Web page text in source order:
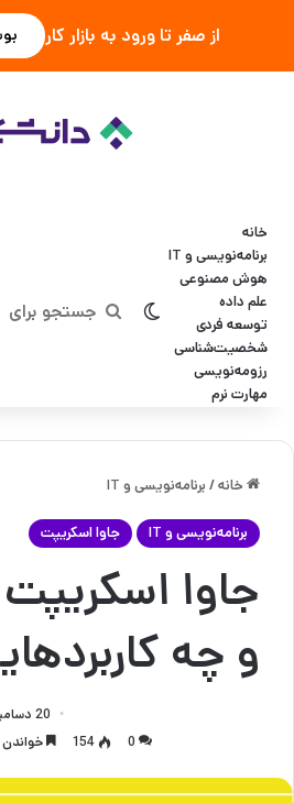
از صفر تا ورود به بازار کار
خانه
برنامه‌نویسی و IT
هوش مصنوعی
علم داده
توسعه فردی
شخصیت‌شناسی
رزومه‌نویسی
مهارت نرم
تغییر پوسته
جستجو
خانه/ برنامه‌نویسی و IT
برنامه‌نویسی و IT جاوا اسکریپت
جاوا
و چه
20 دسامبر 2025
0
154 خواندن این